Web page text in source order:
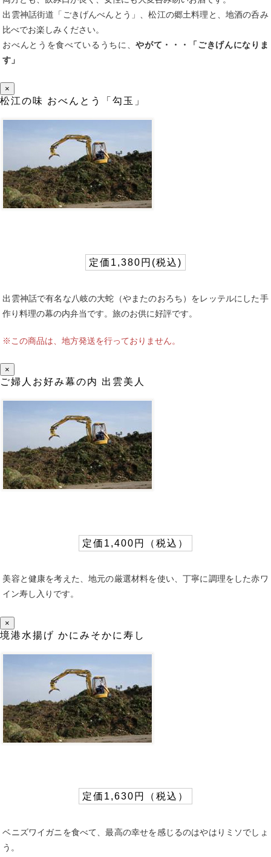
出雲神話街道「ごきげんべんとう」、松江の郷土料理と、地酒の呑み
比べでお楽しみください。
おべんとうを食べているうちに、やがて・・・「ごきげんになりま
す」
×
松江の味 おべんとう「勾玉」
定価1,380円(税込)
出雲神話で有名な八岐の大蛇（やまたのおろち）をレッテルにした手
作り料理の幕の内弁当です。旅のお供に好評です。
※この商品は、地方発送を行っておりません。
×
ご婦人お好み幕の内 出雲美人
定価1,400円（税込）
美容と健康を考えた、地元の厳選材料を使い、丁寧に調理をした赤ワ
イン寿し入りです。
×
境港水揚げ かにみそかに寿し
定価1,630円（税込）
ベニズワイガニを食べて、最高の幸せを感じるのはやはりミソでしょ
う。